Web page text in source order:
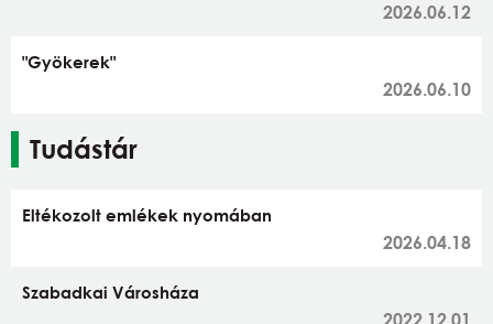
2026.06.12
"Gyökerek"
2026.06.10
Tudástár
Eltékozolt emlékek nyomában
2026.04.18
Szabadkai Városháza
2022.12.01